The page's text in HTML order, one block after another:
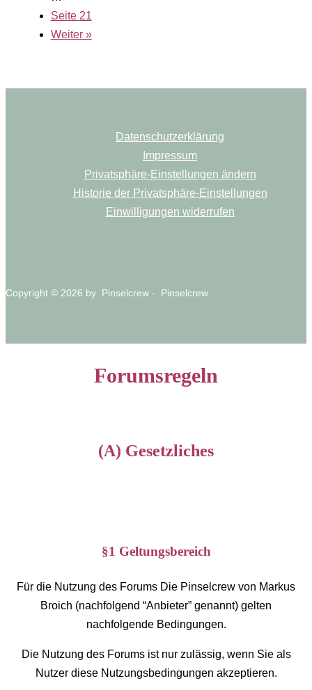
Seite 21
Weiter »
Datenschutzerklärung
Impressum
Privatsphäre-Einstellungen ändern
Historie der Privatsphäre-Einstellungen
Einwilligungen widerrufen
Copyright © 2026 by Pinselcrew - Pinselcrew
Forumsregeln
(A) Gesetzliches
§1 Geltungsbereich
Für die Nutzung des Forums Die Pinselcrew von Markus
Broich (nachfolgend “Anbieter” genannt) gelten
nachfolgende Bedingungen.
Die Nutzung des Forums ist nur zulässig, wenn Sie als
Nutzer diese Nutzungsbedingungen akzeptieren.